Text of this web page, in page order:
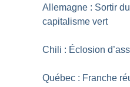
Allemagne : Sortir
capitalisme vert
Chili : Éclosion
Québec : Franche